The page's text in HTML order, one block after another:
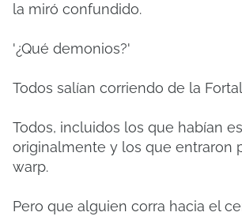
la miró confundido.
'¿Qué demonios?'
Todos salían corriendo de la
Todos, incluidos los que habían
originalmente y los que entraron
warp.
Pero que alguien corra hacia el